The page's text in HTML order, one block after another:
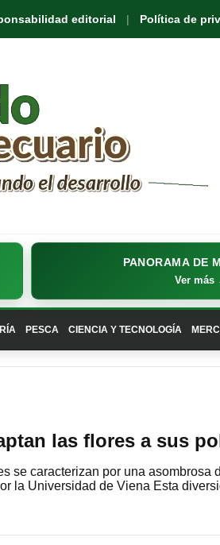
editorial Política de
PANORAMA DE
Ver más
PESCA CIENCIA Y TECNOLOGÍA
las flores a sus
se caracterizan por una asombrosa
la Universidad de Viena Esta